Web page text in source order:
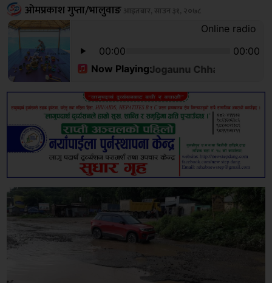
ओमप्रकाश गुप्ता/भालुवाङ आइतबार, साउन ३१, २०७८